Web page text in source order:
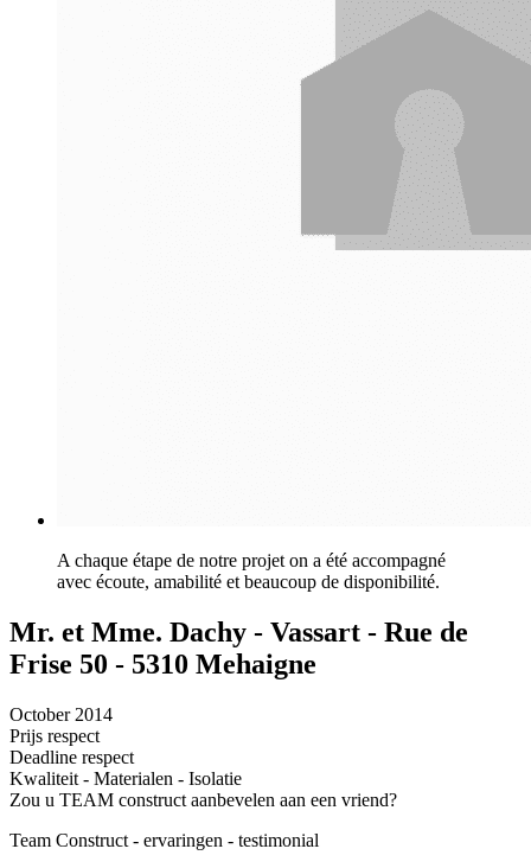
A chaque étape de notre projet on a été accompagné
avec écoute, amabilité et beaucoup de disponibilité.
Mr. et Mme. Dachy - Vassart - Rue de
Frise 50 - 5310 Mehaigne
October 2014
Prijs respect
Deadline respect
Kwaliteit - Materialen - Isolatie
Zou u TEAM construct aanbevelen aan een vriend?
Team Construct - ervaringen - testimonial